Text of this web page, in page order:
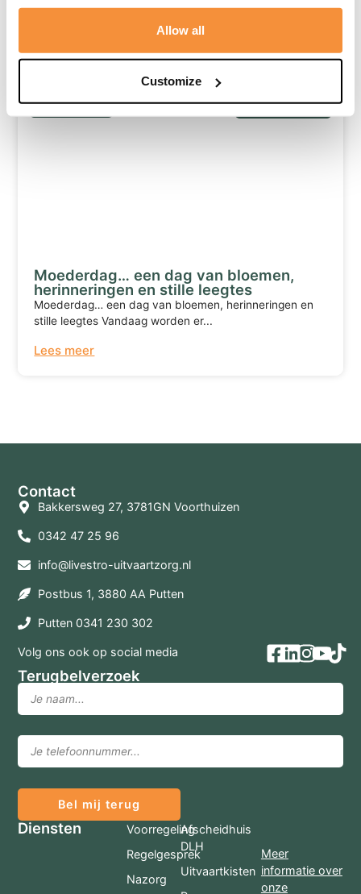
Allow all
Customize
verhogen. Van €1,40...
10 mei, 2026
Blogs,Nieuws
Moederdag… een dag van bloemen,
herinneringen en stille leegtes
Moederdag… een dag van bloemen, herinneringen en
stille leegtes Vandaag worden er...
Lees meer
Contact
Bakkersweg 27, 3781GN Voorthuizen
0342 47 25 96
info@livestro-uitvaartzorg.nl
Postbus 1, 3880 AA Putten
Putten 0341 230 302
Volg ons ook op social media
Terugbelverzoek
Bel mij terug
Diensten
Voorregeling
Regelgesprek
Nazorg
Afscheidhuis
DLH
Uitvaartkisten
Meer
informatie over
onze